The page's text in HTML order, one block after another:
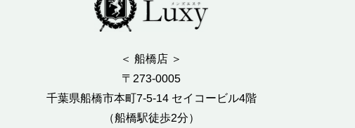
＜ 船橋店 ＞
〒273-0005
千葉県船橋市本町7-5-14 セイコービル4階
（船橋駅徒歩2分）